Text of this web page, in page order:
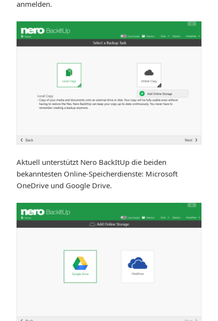
anmelden.
Aktuell unterstützt Nero BackItUp die beiden
bekanntesten Online-Speicherdienste: Microsoft
OneDrive und Google Drive.